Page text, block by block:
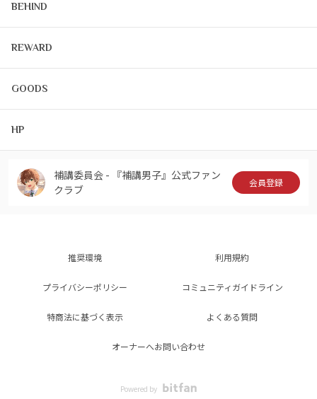
BEHIND
REWARD
GOODS
HP
補講委員会 - 『補講男子』公式ファン
クラブ
会員登録
推奨環境 利用規約
プライバシーポリシー コミュニティガイドライン
特商法に基づく表示 よくある質問
オーナーへお問い合わせ
Powered by